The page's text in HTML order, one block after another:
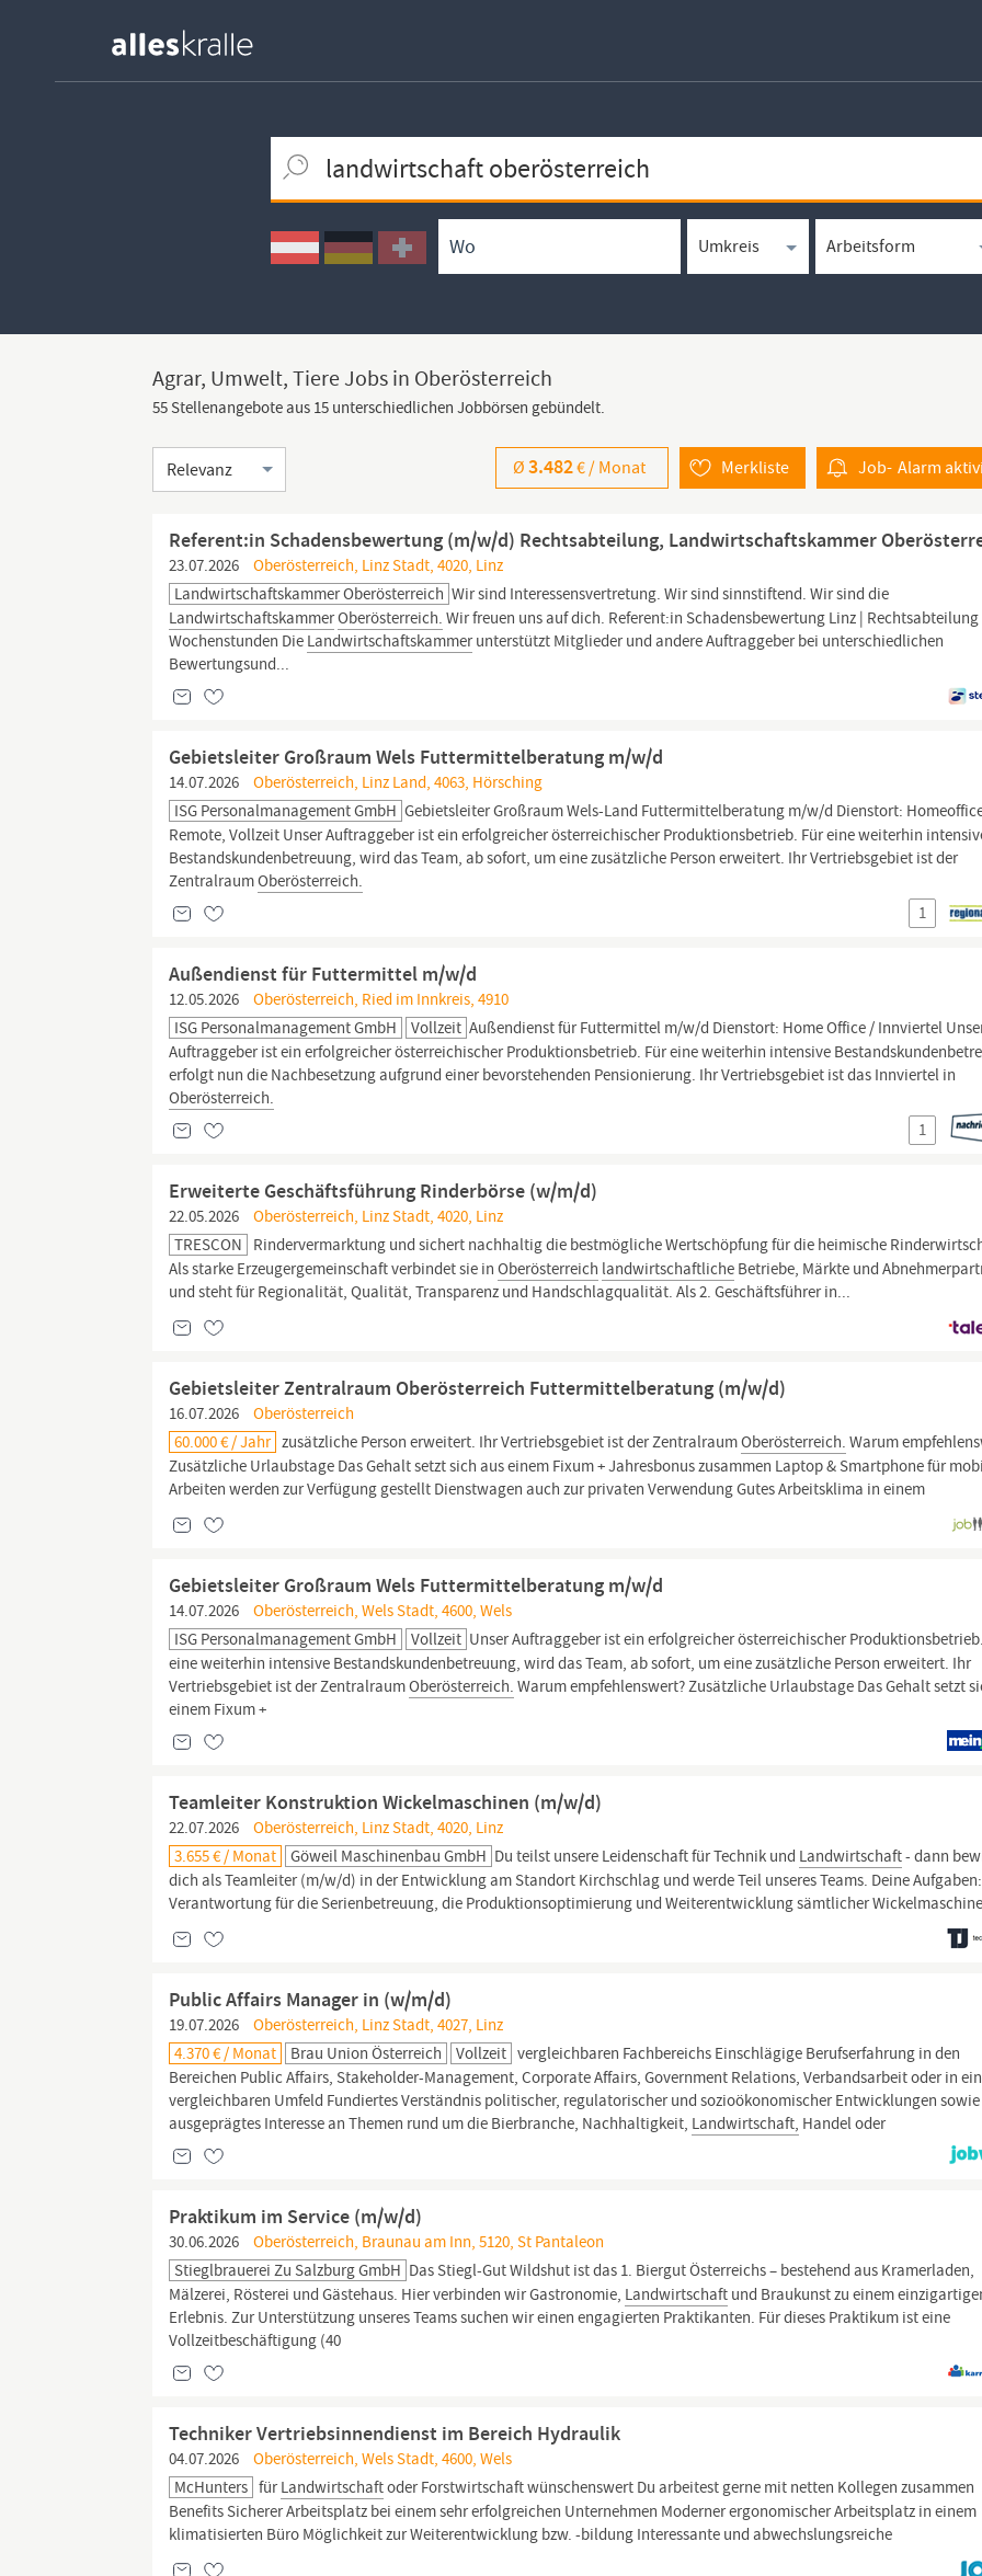
Ortssuche
Umkreissuche
Arbeitsform
Agrar, Umwelt, Tiere Jobs in Oberösterreich
55 Stellenangebote aus 15 unterschiedlichen Jobbörsen gebündelt.
Sortierung Job- Alarm
Merkliste
Ø3.482€ / Monat
Referent:in Schadensbewertung (m/w/d) Rechtsabteilung, Landwirtschaftskammer
23.07.2026
Oberösterreich, Linz Stadt, 4020, Linz
Landwirtschaftskammer Oberösterreich Wir sind Interessensvertretung. Wir sind sinnstiftend. Wir sind die
LandwirtschaftskammerOberösterreich. Wir freuen uns auf dich. Referent:in Schadensbewertung Linz | Rechtsabteilung
Wochenstunden Die Landwirtschaftskammerunterstützt Mitglieder und andere Auftraggeber bei unterschiedlichen
Bewertungsund...
Gebietsleiter Großraum Wels Futtermittelberatung m/w/d
14.07.2026
Oberösterreich, Linz Land, 4063, Hörsching
ISG Personalmanagement GmbH Gebietsleiter Großraum Wels-Land Futtermittelberatung m/w/d Dienstort:
Remote, Vollzeit Unser Auftraggeber ist ein erfolgreicher österreichischer Produktionsbetrieb. Für eine weiterhin
Bestandskundenbetreuung, wird das Team, ab sofort, um eine zusätzliche Person erweitert. Ihr Vertriebsgebiet ist der
ZentralraumOberösterreich.
1
Außendienst für Futtermittel m/w/d
12.05.2026
Oberösterreich, Ried im Innkreis, 4910
ISG Personalmanagement GmbH
Vollzeit Außendienst für Futtermittel m/w/d Dienstort: Home Office / Innviertel
Auftraggeber ist ein erfolgreicher österreichischer Produktionsbetrieb. Für eine weiterhin intensive
erfolgt nun die Nachbesetzung aufgrund einer bevorstehenden Pensionierung. Ihr Vertriebsgebiet ist das Innviertel in
Oberösterreich.
1
Erweiterte Geschäftsführung Rinderbörse (w/m/d)
22.05.2026
Oberösterreich, Linz Stadt, 4020, Linz
TRESCON Rindervermarktung und sichert nachhaltig die bestmögliche Wertschöpfung für die heimische
Als starke Erzeugergemeinschaft verbindet sie inOberösterreich landwirtschaftliche Betriebe, Märkte und
und steht für Regionalität, Qualität, Transparenz und Handschlagqualität. Als 2. Geschäftsführer in...
Gebietsleiter Zentralraum Oberösterreich Futtermittelberatung (m/w/d)
16.07.2026
Oberösterreich
60.000 € / Jahr zusätzliche Person erweitert. Ihr Vertriebsgebiet ist der ZentralraumOberösterreich. Warum
Zusätzliche Urlaubstage Das Gehalt setzt sich aus einem Fixum + Jahresbonus zusammen Laptop & Smartphone für
Arbeiten werden zur Verfügung gestellt Dienstwagen auch zur privaten Verwendung Gutes Arbeitsklima in einem
Gebietsleiter Großraum Wels Futtermittelberatung m/w/d
14.07.2026
Oberösterreich, Wels Stadt, 4600, Wels
ISG Personalmanagement GmbH
Vollzeit Unser Auftraggeber ist ein erfolgreicher österreichischer
eine weiterhin intensive Bestandskundenbetreuung, wird das Team, ab sofort, um eine zusätzliche Person erweitert. Ihr
Vertriebsgebiet ist der ZentralraumOberösterreich. Warum empfehlenswert? Zusätzliche Urlaubstage Das Gehalt setzt
einem Fixum +
Teamleiter Konstruktion Wickelmaschinen (m/w/d)
22.07.2026
Oberösterreich, Linz Stadt, 4020, Linz
3.655 € / Monat
Göweil Maschinenbau GmbH Du teilst unsere Leidenschaft für Technik und Landwirtschaft- dann
dich als Teamleiter (m/w/d) in der Entwicklung am Standort Kirchschlag und werde Teil unseres Teams. Deine Aufgaben:
Verantwortung für die Serienbetreuung, die Produktionsoptimierung und Weiterentwicklung sämtlicher
Public Affairs Manager in (w/m/d)
19.07.2026
Oberösterreich, Linz Stadt, 4027, Linz
4.370 € / Monat
Brau Union Österreich Vollzeit vergleichbaren Fachbereichs Einschlägige Berufserfahrung in den
Bereichen Public Affairs, Stakeholder-Management, Corporate Affairs, Government Relations, Verbandsarbeit oder in
vergleichbaren Umfeld Fundiertes Verständnis politischer, regulatorischer und sozioökonomischer Entwicklungen sowie
ausgeprägtes Interesse an Themen rund um die Bierbranche, Nachhaltigkeit, Landwirtschaft, Handel oder
Praktikum im Service (m/w/d)
30.06.2026
Oberösterreich, Braunau am Inn, 5120, St Pantaleon
Stieglbrauerei Zu Salzburg GmbH Das Stiegl-Gut Wildshut ist das 1. Biergut Österreichs – bestehend aus Kramerladen,
Mälzerei, Rösterei und Gästehaus. Hier verbinden wir Gastronomie, Landwirtschaft und Braukunst zu einem
Erlebnis. Zur Unterstützung unseres Teams suchen wir einen engagierten Praktikanten. Für dieses Praktikum ist eine
Vollzeitbeschäftigung (40
Techniker Vertriebsinnendienst im Bereich Hydraulik
04.07.2026
Oberösterreich, Wels Stadt, 4600, Wels
McHunters fürLandwirtschaftoder Forstwirtschaft wünschenswert Du arbeitest gerne mit netten Kollegen zusammen
Benefits Sicherer Arbeitsplatz bei einem sehr erfolgreichen Unternehmen Moderner ergonomischer Arbeitsplatz in einem
klimatisierten Büro Möglichkeit zur Weiterentwicklung bzw. -bildung Interessante und abwechslungsreiche